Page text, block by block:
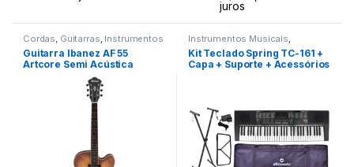
juros
Cordas, Guitarras, Instrumentos
Musicais
Guitarra Ibanez AF 55
Artcore Semi Acústica
Tobacco Flat TF
Instrumentos Musicais,
Teclados Teclas
Kit Teclado Spring TC-161 +
Capa + Suporte + Acessórios